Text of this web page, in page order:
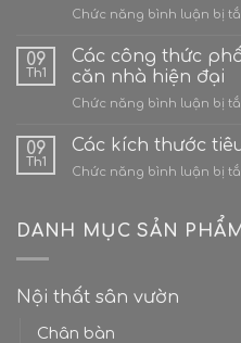
Chức năng bình luận bị
09
Th1
Các công thức
căn nhà hiện đại
Chức năng bình luận bị
09
Th1
Các kích thước
Chức năng bình luận bị
DANH MỤC SẢN PHẨM
Nội thất sân vườn
Chân bàn